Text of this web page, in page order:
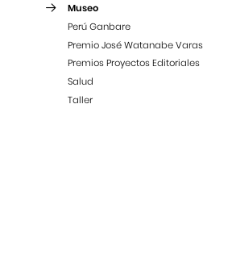
Museo
Perú Ganbare
Premio José Watanabe Varas
Premios Proyectos Editoriales
Salud
Taller